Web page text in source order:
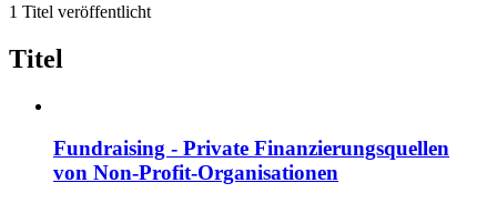
1 Titel veröffentlicht
Titel
Fundraising - Private Finanzierungsquellen
von Non-Profit-Organisationen